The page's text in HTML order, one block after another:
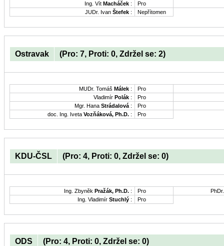
Ing. Vít Macháček :
Pro
JUDr. Ivan Štefek : Nepřítomen
Ostravak (Pro: 7, Proti: 0, Zdržel se: 2)
MUDr. Tomáš Málek :
Pro
Vladimír Polák :
Pro
Mgr. Hana Strádalová :
Pro
doc. Ing. Iveta Vozňáková, Ph.D. : Pro
KDU-ČSL (Pro: 4, Proti: 0, Zdržel se: 0)
Ing. Zbyněk Pražák, Ph.D. : Pro
Ing. Vladimír Stuchlý : Pro
ODS (Pro: 4, Proti: 0, Zdržel se: 0)